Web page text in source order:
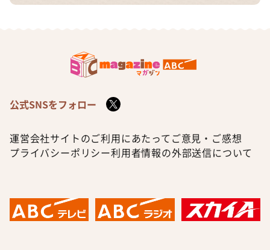
公式SNSをフォロー
運営会社サイトのご利用にあたって ご意見・ご感想
プライバシーポリシー利用者情報の外部送信について